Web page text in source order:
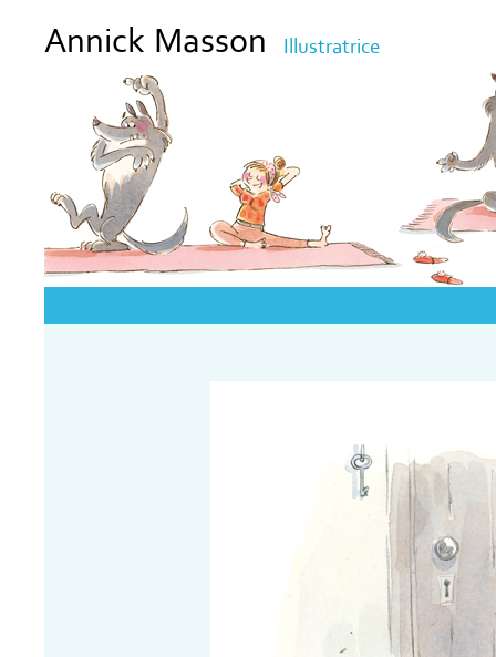
Annick Masson Illustratrice